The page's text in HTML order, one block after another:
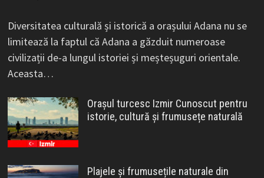
Diversitatea culturală și istorică a orașului Adana nu se
limitează la faptul că Adana a găzduit numeroase
civilizații de-a lungul istoriei și meșteșuguri orientale.
Aceasta…
Orașul turcesc Izmir Cunoscut pentru
istorie, cultură și frumusețe naturală
Plajele și frumusețile naturale din